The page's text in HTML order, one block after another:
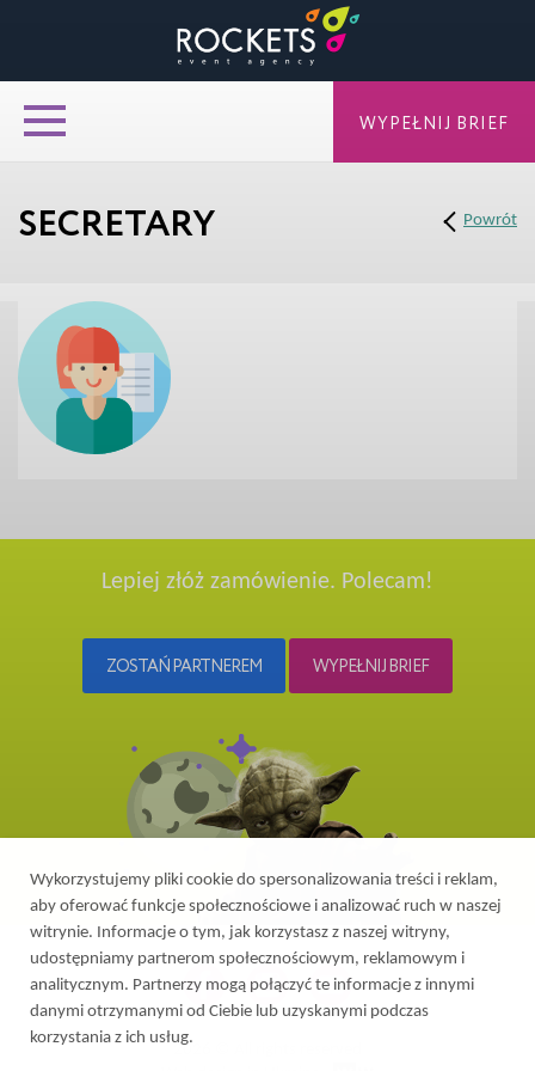
SECRETARY Powrót
Lepiej złóż zamówienie. Polecam!
ZOSTAŃ PARTNEREM WYPEŁNIJ BRIEF
2026 © All rights reserved
WYPEŁNIJ BRIEF
Wykorzystujemy pliki cookie do spersonalizowania treści i reklam,
aby oferować funkcje społecznościowe i analizować ruch w naszej
witrynie. Informacje o tym, jak korzystasz z naszej witryny,
udostępniamy partnerom społecznościowym, reklamowym i
analitycznym. Partnerzy mogą połączyć te informacje z innymi
danymi otrzymanymi od Ciebie lub uzyskanymi podczas
korzystania z ich usług.